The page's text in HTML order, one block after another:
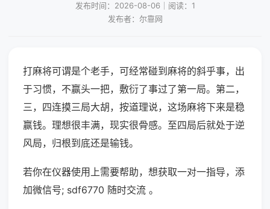
发布时间：2026-08-06｜阅读：1
发布者：尔靠网
打麻将可谓是个老手，可经常碰到麻将的斜乎事，出
于习惯，不赢头一把，敷衍了事过了第一局。第二，
三，四连摸三局大胡，按道理说，这场麻将下来是稳
赢钱。理想很丰满，现实很骨感。至四局后就处于逆
风局，归根到底还是输钱。
若你在仪器使用上需要帮助，想获取一对一指导，添
加微信号; sdf6770 随时交流 。